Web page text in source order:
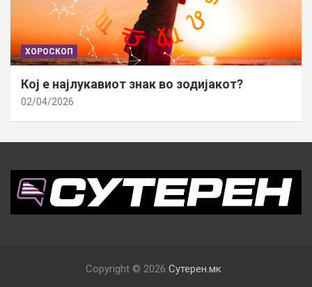
ХОРОСКОП
Кој е најлукавиот знак во зодијакот?
02/04/2026
Copyright © 2026 Сутерен.мк